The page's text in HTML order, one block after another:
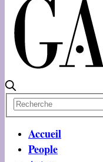
Accueil
People